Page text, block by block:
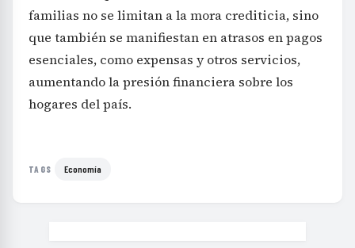
familias no se limitan a la mora crediticia, sino
que también se manifiestan en atrasos en pagos
esenciales, como expensas y otros servicios,
aumentando la presión financiera sobre los
hogares del país.
TAGS Economía